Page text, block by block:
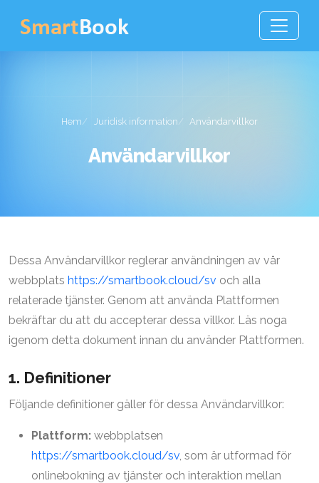
Hem Juridisk information Användarvillkor
Användarvillkor
Dessa Användarvillkor reglerar användningen av vår
webbplats https://smartbook.cloud/sv och alla
relaterade tjänster. Genom att använda Plattformen
bekräftar du att du accepterar dessa villkor. Läs noga
igenom detta dokument innan du använder Plattformen.
1. Definitioner
Följande definitioner gäller för dessa Användarvillkor:
Plattform: webbplatsen
https://smartbook.cloud/sv , som är utformad för
onlinebokning av tjänster och interaktion mellan